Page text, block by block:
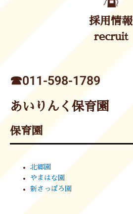
採用情報
recruit
☎︎011-598-1789
あいりんく保育園
保育園
北郷園
やまはな園
新さっぽろ園